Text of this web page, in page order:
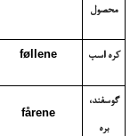
محصول
føllene کره اسب
fårene
گوسفند،
بره